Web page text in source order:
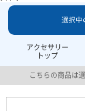
アクセサリー
トップ
選択中
こちらの商品は